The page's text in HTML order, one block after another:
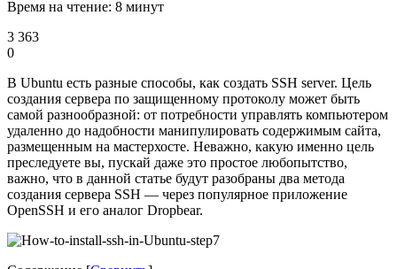
Время на чтение: 8 минут
3 363
0
В Ubuntu есть разные способы, как создать SSH server. Цель
создания сервера по защищенному протоколу может быть
самой разнообразной: от потребности управлять компьютером
удаленно до надобности манипулировать содержимым сайта,
размещенным на мастерхосте. Неважно, какую именно цель
преследуете вы, пускай даже это простое любопытство,
важно, что в данной статье будут разобраны два метода
создания сервера SSH — через популярное приложение
OpenSSH и его аналог Dropbear.